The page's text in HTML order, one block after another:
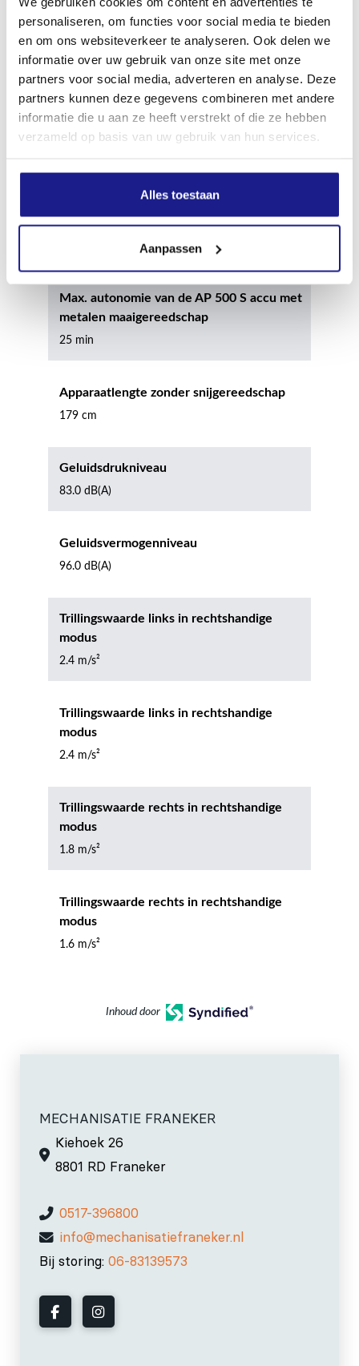
personaliseren, om functies voor social media te bieden
en om ons websiteverkeer te analyseren. Ook delen we
informatie over uw gebruik van onze site met onze
partners voor social media, adverteren en analyse. Deze
partners kunnen deze gegevens combineren met andere
informatie die u aan ze heeft verstrekt of die ze hebben
verzameld op basis van uw gebruik van hun services.
Alles toestaan
Aanpassen
Min. autonomie van de AP 500 S accu met
maaikop met kunststof messen
20 min
Max. autonomie van de AP 500 S accu met
Min. autonomie van de AP 500 S accu met
metalen maaigereedschap
Max. autonomie van de AP 500 S accu met
metalen maaigereedschap
25 min
Apparaatlengte zonder snijgereedschap
179 cm
Geluidsdrukniveau
83.0 dB(A)
Geluidsvermogenniveau
96.0 dB(A)
Trillingswaarde links in rechtshandige
modus
2.4 m/s²
Trillingswaarde links in rechtshandige
modus
2.4 m/s²
Trillingswaarde rechts in rechtshandige
modus
1.8 m/s²
Trillingswaarde rechts in rechtshandige
modus
1.6 m/s²
Inhoud door
MECHANISATIE FRANEKER
Kiehoek 26
8801 RD Franeker
0517-396800
info@mechanisatiefraneker.nl
Bij storing: 06-83139573